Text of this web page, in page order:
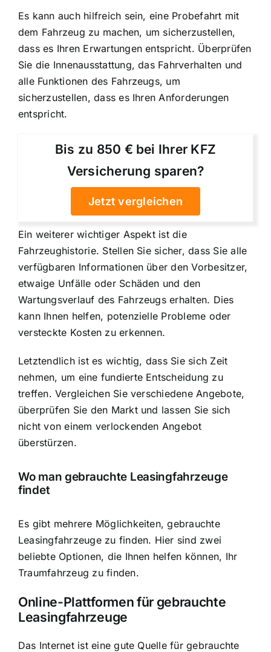
Es kann auch hilfreich sein, eine Probefahrt mit
dem Fahrzeug zu machen, um sicherzustellen,
dass es Ihren Erwartungen entspricht. Überprüfen
Sie die Innenausstattung, das Fahrverhalten und
alle Funktionen des Fahrzeugs, um
sicherzustellen, dass es Ihren Anforderungen
entspricht.
Bis zu 850 € bei Ihrer KFZ
Versicherung sparen?
Jetzt vergleichen
Ein weiterer wichtiger Aspekt ist die
Fahrzeughistorie. Stellen Sie sicher, dass Sie alle
verfügbaren Informationen über den Vorbesitzer,
etwaige Unfälle oder Schäden und den
Wartungsverlauf des Fahrzeugs erhalten. Dies
kann Ihnen helfen, potenzielle Probleme oder
versteckte Kosten zu erkennen.
Letztendlich ist es wichtig, dass Sie sich Zeit
nehmen, um eine fundierte Entscheidung zu
treffen. Vergleichen Sie verschiedene Angebote,
überprüfen Sie den Markt und lassen Sie sich
nicht von einem verlockenden Angebot
überstürzen.
Wo man gebrauchte Leasingfahrzeuge
findet
Es gibt mehrere Möglichkeiten, gebrauchte
Leasingfahrzeuge zu finden. Hier sind zwei
beliebte Optionen, die Ihnen helfen können, Ihr
Traumfahrzeug zu finden.
Online-Plattformen für gebrauchte
Leasingfahrzeuge
Das Internet ist eine gute Quelle für gebrauchte